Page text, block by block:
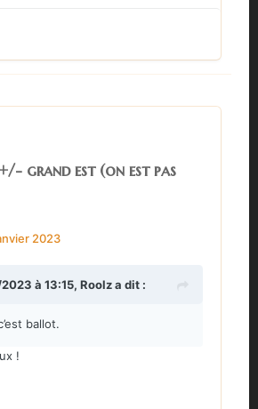
grand est (on est pas
2023
à 13:15, Roolza dit :
ballot.
!